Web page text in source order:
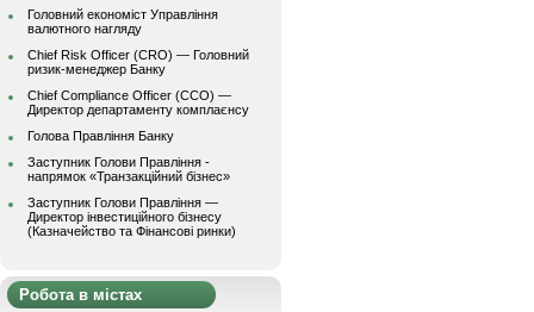
Головний економіст Управління
валютного нагляду
Chief Risk Officer (CRO) — Головний
ризик-менеджер Банку
Chief Compliance Officer (CCO) —
Директор департаменту комплаєнсу
Голова Правління Банку
Заступник Голови Правління -
напрямок «Транзакційний бізнес»
Заступник Голови Правління —
Директор інвестиційного бізнесу
(Казначейство та Фінансові ринки)
Робота в містах